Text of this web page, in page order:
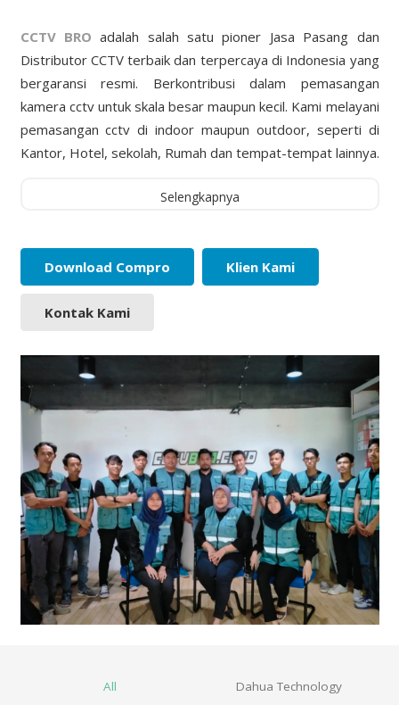
CCTV BRO adalah salah satu pioner Jasa Pasang dan
Distributor CCTV terbaik dan terpercaya di Indonesia yang
bergaransi resmi. Berkontribusi dalam pemasangan
kamera cctv untuk skala besar maupun kecil. Kami melayani
pemasangan cctv di indoor maupun outdoor, seperti di
Kantor, Hotel, sekolah, Rumah dan tempat-tempat lainnya.
Selengkapnya
Download Compro Klien Kami
Kontak Kami
All Dahua Technology